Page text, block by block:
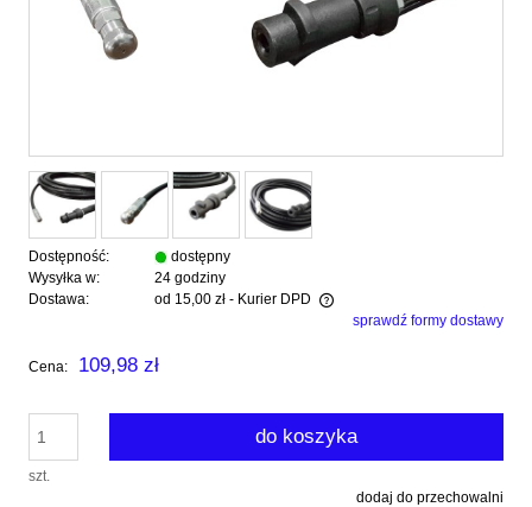
Dostępność:
dostępny
Wysyłka w:
24 godziny
Dostawa:
od 15,00 zł - Kurier DPD
Cena nie zawiera ewentualnych kosztów płatnościsprawdź formy dostawy
Cena: 109,98 zł
szt.
do koszyka
dodaj do przechowalni